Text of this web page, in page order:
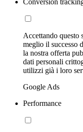
Accettando questo
meglio il successo
la nostra offerta
dati personali
utilizzi già i loro
Google Ads
Performance